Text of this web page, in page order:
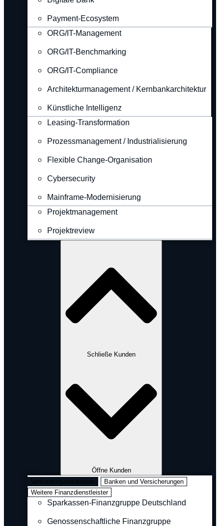
Payment-Ecosystem
ORG/IT-Management
ORG/IT-Benchmarking
ORG/IT-Compliance
Architekturmanagement / Kernbankarchitektur
Künstliche Intelligenz
Leasing-Transformation
Prozessmanagement / Industrialisierung
Flexible Change-Organisation
Cybersecurity
Mainframe-Modernisierung
Projektmanagement
Projektreview
Schließe Kunden
Öffne Kunden
Verbundorganisationen
Banken und Versicherungen
Weitere Finanzdienstleister
Sparkassen-Finanzgruppe Deutschland
Genossenschaftliche Finanzgruppe